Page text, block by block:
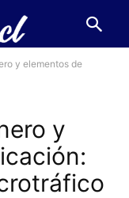
y elementos de
y